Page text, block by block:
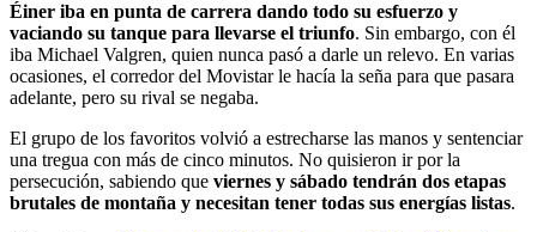
Éiner iba en punta de carrera dando todo su esfuerzo y
vaciando su tanque para llevarse el triunfo. Sin embargo, con él
iba Michael Valgren, quien nunca pasó a darle un relevo. En varias
ocasiones, el corredor del Movistar le hacía la seña para que pasara
adelante, pero su rival se negaba.
El grupo de los favoritos volvió a estrecharse las manos y sentenciar
una tregua con más de cinco minutos. No quisieron ir por la
persecución, sabiendo que viernes y sábado tendrán dos etapas
brutales de montaña y necesitan tener todas sus energías listas.